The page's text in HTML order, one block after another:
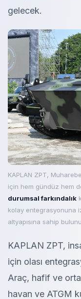
gelecek.
KAPLAN ZPT,
için hem gündüz hem
durumsal farkındalık
kolay entegrasyonuna
altyapısına sahip
KAPLAN ZPT,
için olası
Araç, hafif ve orta
havan ve ATGM